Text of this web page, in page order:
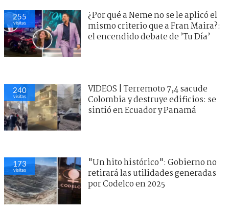
255
visitas
¿Por qué a Neme no se le aplicó el
mismo criterio que a Fran Maira?:
el encendido debate de ’Tu Día’
240
visitas
VIDEOS | Terremoto 7,4 sacude
Colombia y destruye edificios: se
sintió en Ecuador y Panamá
173
visitas
"Un hito histórico": Gobierno no
retirará las utilidades generadas
por Codelco en 2025